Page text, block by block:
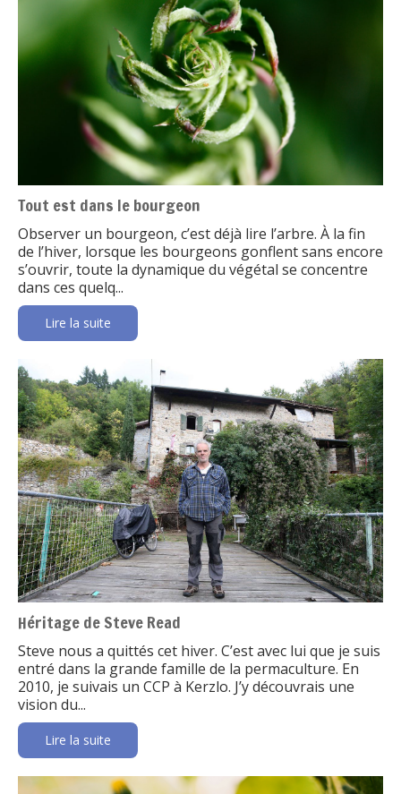
Tout est dans le bourgeon
Observer un bourgeon, c’est déjà lire l’arbre. À la fin
de l’hiver, lorsque les bourgeons gonflent sans encore
s’ouvrir, toute la dynamique du végétal se concentre
dans ces quelq...
Lire la suite
Héritage de Steve Read
Steve nous a quittés cet hiver. C’est avec lui que je suis
entré dans la grande famille de la permaculture. En
2010, je suivais un CCP à Kerzlo. J’y découvrais une
vision du...
Lire la suite